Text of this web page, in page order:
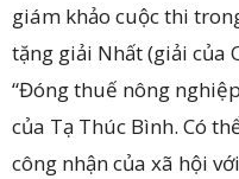
giám khảo cuộc thi
tặng giải Nhất (giải của
“Đóng thuế nông
của Tạ Thúc Bình. Có
công nhận của xã hội